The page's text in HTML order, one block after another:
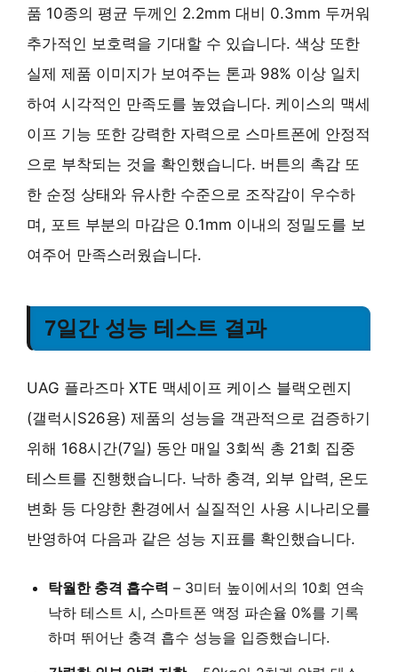
품 10종의 평균 두께인 2.2mm 대비 0.3mm 두꺼워
추가적인 보호력을 기대할 수 있습니다. 색상 또한
실제 제품 이미지가 보여주는 톤과 98% 이상 일치
하여 시각적인 만족도를 높였습니다. 케이스의 맥세
이프 기능 또한 강력한 자력으로 스마트폰에 안정적
으로 부착되는 것을 확인했습니다. 버튼의 촉감 또
한 순정 상태와 유사한 수준으로 조작감이 우수하
며, 포트 부분의 마감은 0.1mm 이내의 정밀도를 보
여주어 만족스러웠습니다.
7일간 성능 테스트 결과
UAG 플라즈마 XTE 맥세이프 케이스 블랙오렌지
(갤럭시S26용) 제품의 성능을 객관적으로 검증하기
위해 168시간(7일) 동안 매일 3회씩 총 21회 집중
테스트를 진행했습니다. 낙하 충격, 외부 압력, 온도
변화 등 다양한 환경에서 실질적인 사용 시나리오를
반영하여 다음과 같은 성능 지표를 확인했습니다.
탁월한 충격 흡수력 – 3미터 높이에서의 10회 연속
낙하 테스트 시, 스마트폰 액정 파손율 0%를 기록
하며 뛰어난 충격 흡수 성능을 입증했습니다.